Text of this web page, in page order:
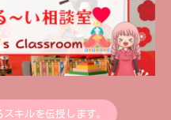
キルを伝授します。